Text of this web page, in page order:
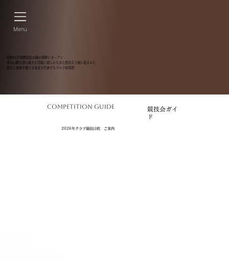
昭和52年栗駒国定公園の裾野にオープン
奥羽山脈を望む雄大な景観に清らかな水と肥沃な土地に恵まれた
歴史と風格を感じる東北を代表するゴルフ倶楽部
Menu
competition gUide
競技会ガイ
ド
2026年クラブ競技日程 ご案内